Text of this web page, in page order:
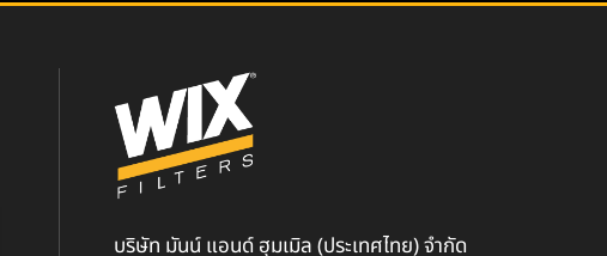
บริษัท มันน์ แอนด์ ฮุมเมิล (ประเทศไทย) จำกัด